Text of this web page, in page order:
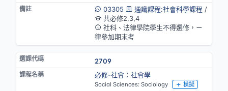
03305
通識課程:社會科學課程 /
共必修2,3,4
社科、法律學院學生不得選修，ㄧ
律參加期末考
2709
必修-社會：社會學
Social Sciences: Sociology 模擬